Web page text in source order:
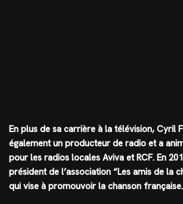
En plus de sa carrière à la télévision, Cyril
également un producteur de radio et a
pour les radios locales Aviva et RCF. En
président de l’association “Les amis de la
qui vise à promouvoir la chanson française.